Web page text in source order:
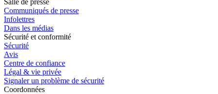
Salle de presse
Communiqués de presse
Infolettres
Dans les médias
Sécurité et conformité
Sécurité
Avis
Centre de confiance
Légal & vie privée
Signaler un problème de sécurité
Coordonnées